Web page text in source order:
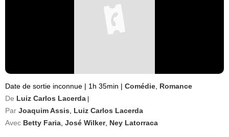
Date de sortie inconnue | 1h 35min | Comédie Romance
De Luiz Carlos Lacerda
Par Joaquim Assis
Luiz Carlos Lacerda
Avec Betty Faria José Wilker, Ney Latorraca